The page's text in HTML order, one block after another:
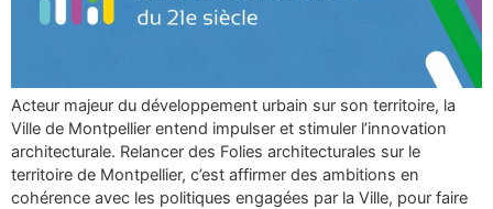
Acteur majeur du développement urbain sur son territoire, la
Ville de Montpellier entend impulser et stimuler l’innovation
architecturale. Relancer des Folies architecturales sur le
territoire de Montpellier, c’est affirmer des ambitions en
cohérence avec les politiques engagées par la Ville, pour faire